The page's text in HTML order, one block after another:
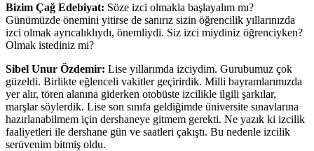
Bizim Çağ Edebiyat: Söze izci olmakla başlayalım mı?
Günümüzde önemini yitirse de sanırız sizin öğrencilik yıllarınızda
izci olmak ayrıcalıklıydı, önemliydi. Siz izci miydiniz öğrenciyken?
Olmak istediniz mi?
Sibel Unur Özdemir: Lise yıllarımda izciydim. Gurubumuz çok
güzeldi. Birlikte eğlenceli vakitler geçirirdik. Milli bayramlarımızda
yer alır, tören alanına giderken otobüste izcilikle ilgili şarkılar,
marşlar söylerdik. Lise son sınıfa geldiğimde üniversite sınavlarına
hazırlanabilmem için dershaneye gitmem gerekti. Ne yazık ki izcilik
faaliyetleri ile dershane gün ve saatleri çakıştı. Bu nedenle izcilik
serüvenim bitmiş oldu.